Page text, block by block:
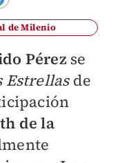
de Milenio
Pérezse
Estrellasde
de la